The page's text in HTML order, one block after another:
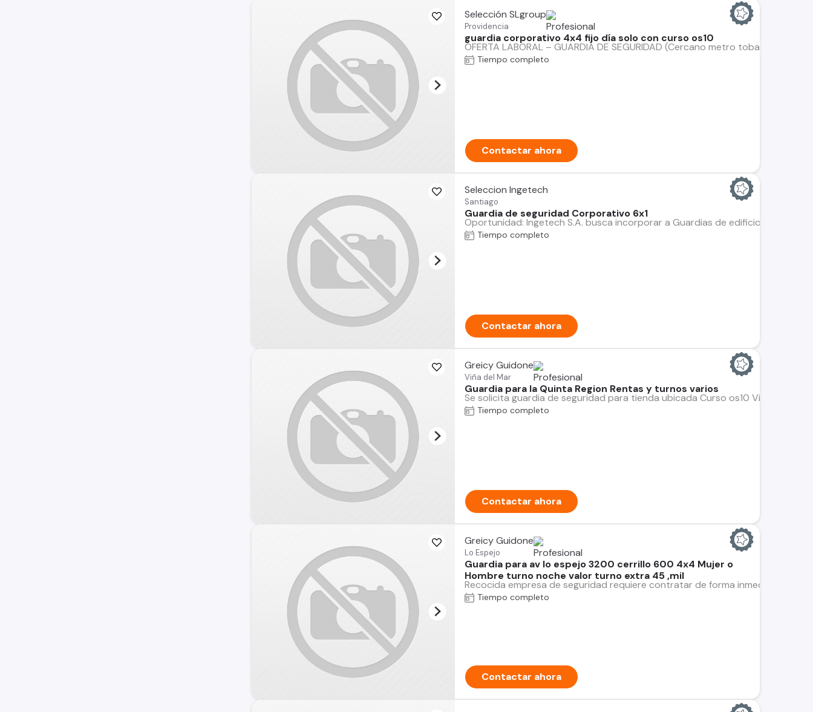
Selección SLgroup
Providencia
guardia corporativo 4x4 fijo día solo con curso os10
OFERTA LABORAL – GUARDIA DE SEGURIDAD (Cercano metro tobalaba)
Tiempo completo
Contactar ahora
Seleccion Ingetech
Santiago
Guardia de seguridad Corporativo 6x1
Oportunidad: Ingetech S.A. busca incorporar a Guardias de edificio
Tiempo completo
Contactar ahora
Greicy Guidone
Viña del Mar
Guardia para la Quinta Region Rentas y turnos varios
Se solicita guardia de seguridad para tienda ubicada Curso os10 Vigente
Tiempo completo
Contactar ahora
Greicy Guidone
Lo Espejo
Guardia para av lo espejo 3200 cerrillo 600 4x4 Mujer o
Hombre turno noche valor turno extra 45 ,mil
Recocida empresa de seguridad requiere contratar de forma inmediata
Tiempo completo
Contactar ahora